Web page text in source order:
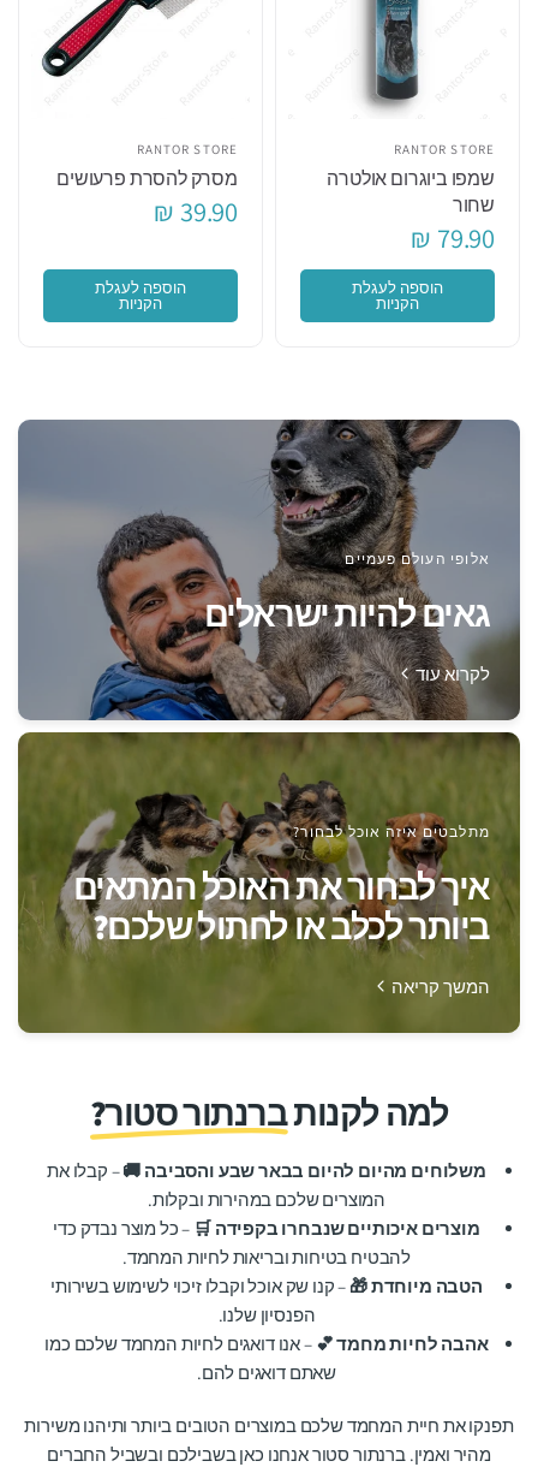
RANTOR STORE
שמפו ביוגרום אולטרה
שחור
79.90 ₪
הוספה לעגלת
הקניות
RANTOR STORE
מסרק להסרת פרעושים
39.90 ₪
הוספה לעגלת
הקניות
אלופי העולם פעמיים
גאים להיות ישראלים
לקרוא עוד
מתלבטים איזה אוכל לבחור?
איך לבחור את האוכל המתאים
ביותר לכלב או לחתול שלכם?
המשך קריאה
למה לקנותברנתור סטור?
משלוחים מהיום להיום בבאר שבע והסביבה 🚚– קבלו את
המוצרים שלכם במהירות ובקלות.
מוצרים איכותיים שנבחרו בקפידה 🛒 – כל מוצר נבדק כדי
להבטיח בטיחות ובריאות לחיות המחמד.
הטבה מיוחדת 🎁 – קנו שק אוכל וקבלו זיכוי לשימוש בשירותי
הפנסיון שלנו.
אהבה לחיות מחמד 💕 – אנו דואגים לחיות המחמד שלכם כמו
שאתם דואגים להם.
תפנקו את חיית המחמד שלכם במוצרים הטובים ביותר ותיהנו משירות
מהיר ואמין. ברנתור סטור אנחנו כאן בשבילכם ובשביל החברים